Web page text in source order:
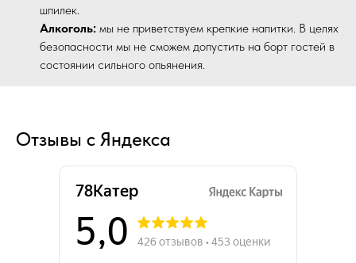
шпилек.
Алкоголь: мы не приветствуем крепкие напитки. В целях
безопасности мы не сможем допустить на борт гостей в
состоянии сильного опьянения.
Отзывы с Яндекса